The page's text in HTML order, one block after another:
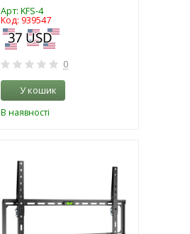
Арт: KFS-4
Код: 939547
0
У кошик
В наявності